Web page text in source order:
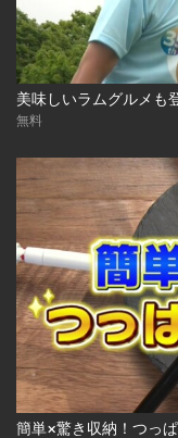
無料
簡単×驚き収納！つっ